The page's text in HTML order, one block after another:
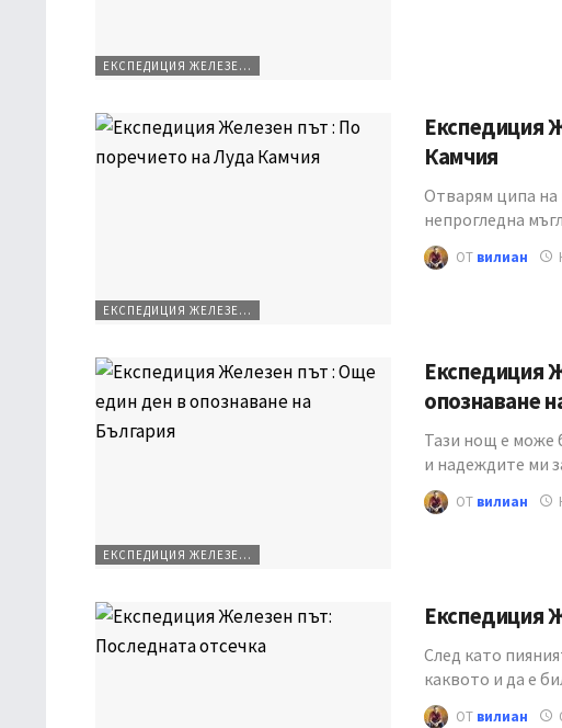
ЕКСПЕДИЦИЯ ЖЕЛЕЗЕН ПЪТ
ЕКСПЕДИЦИЯ ЖЕЛЕЗЕН ПЪТ
Експедиция
Камчия
Отварям ципа на
непрогледна
ОТ вилиан
ЕКСПЕДИЦИЯ ЖЕЛЕЗЕН ПЪТ
Експедиция
опознаване
Тази нощ е може
и надеждите ми
ОТ вилиан
Експедиция
След като
каквото и да е
ОТ вилиан